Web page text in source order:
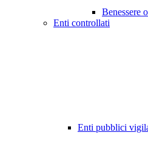
Benessere
Enti controllati
Enti pubblici